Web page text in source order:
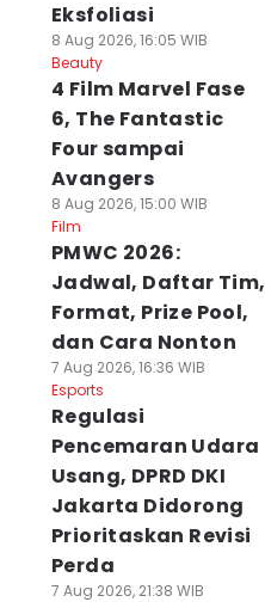
Eksfoliasi
8 Aug 2026, 16:05 WIB
Beauty
4 Film Marvel Fase
6, The Fantastic
Four sampai
Avangers
8 Aug 2026, 15:00 WIB
Film
PMWC 2026:
Jadwal, Daftar Tim,
Format, Prize Pool,
dan Cara Nonton
7 Aug 2026, 16:36 WIB
Esports
Regulasi
Pencemaran Udara
Usang, DPRD DKI
Jakarta Didorong
Prioritaskan Revisi
Perda
7 Aug 2026, 21:38 WIB